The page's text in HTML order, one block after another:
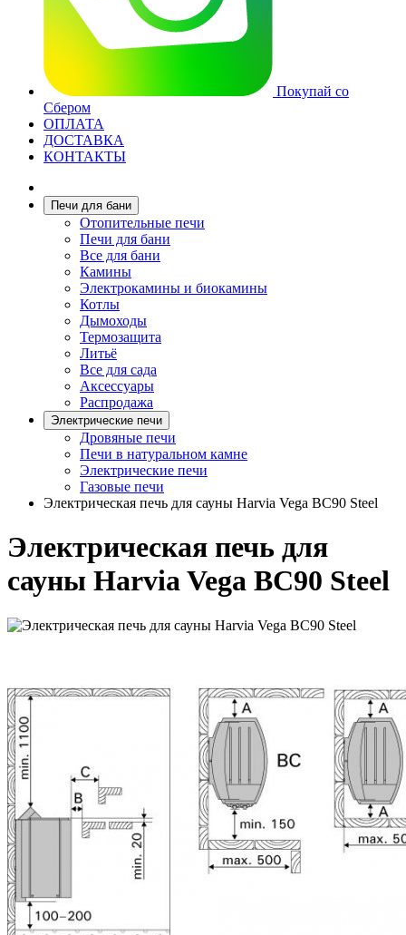
Покупай со
Сбером
ОПЛАТА
ДОСТАВКА
КОНТАКТЫ
Печи для бани
Отопительные печи
Печи для бани
Все для бани
Камины
Электрокамины и биокамины
Котлы
Дымоходы
Термозащита
Литьё
Все для сада
Аксессуары
Распродажа
Электрические печи
Дровяные печи
Печи в натуральном камне
Электрические печи
Газовые печи
Электрическая печь для сауны Harvia Vega BC90 Steel
Электрическая печь для
сауны Harvia Vega BC90 Steel